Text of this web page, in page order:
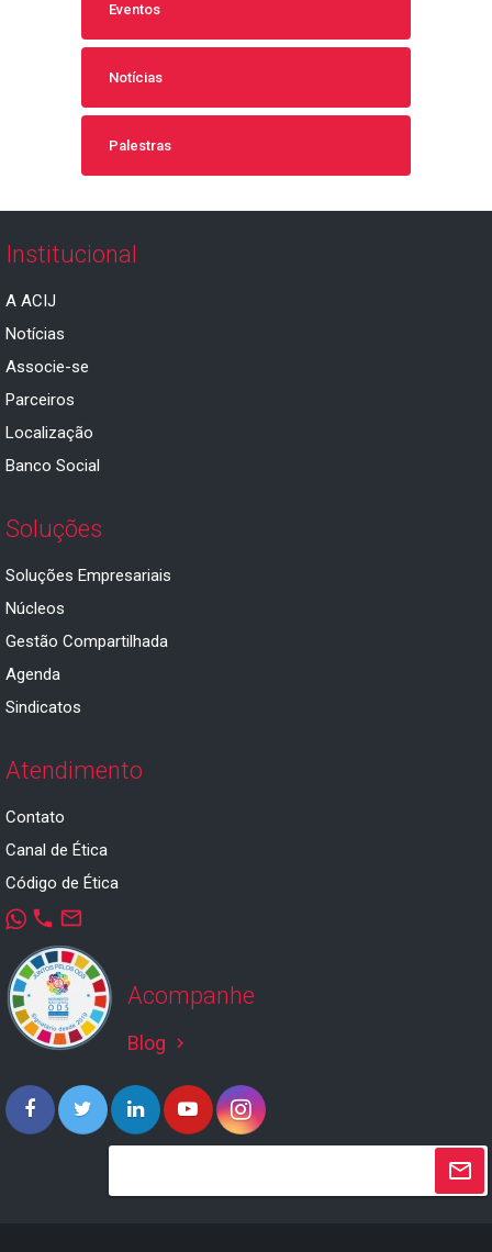
Eventos
Notícias
Palestras
Institucional
A ACIJ
Notícias
Associe-se
Parceiros
Localização
Banco Social
Soluções
Soluções Empresariais
Núcleos
Gestão Compartilhada
Agenda
Sindicatos
Atendimento
Contato
Canal de Ética
Código de Ética
phone mail_outline
Acompanhe
Blog keyboard_arrow_right